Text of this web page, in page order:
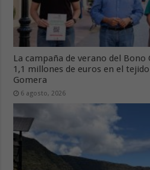
La campaña de verano del Bono
1,1 millones de euros en el
Gomera
6 agosto, 2026